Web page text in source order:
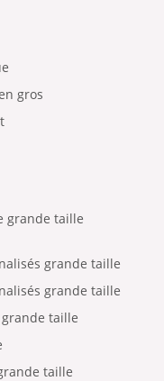
gros
grande taille
grande taille
grande taille
taille
taille